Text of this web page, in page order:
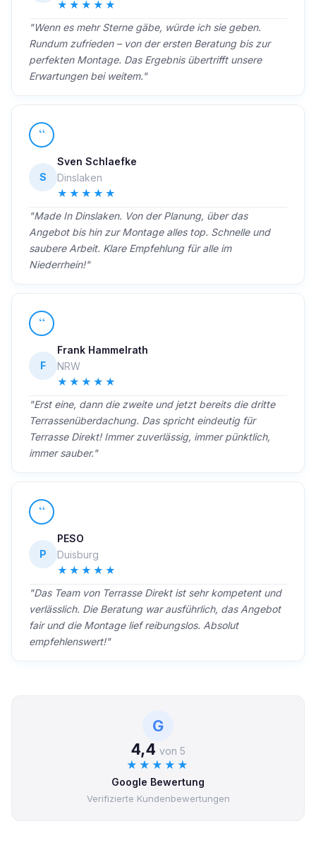
★★★★★
"Wenn es mehr Sterne gäbe, würde ich sie geben.
Rundum zufrieden – von der ersten Beratung bis zur
perfekten Montage. Das Ergebnis übertrifft unsere
Erwartungen bei weitem."
“
S
Sven Schlaefke
Dinslaken
★★★★★
"Made In Dinslaken. Von der Planung, über das
Angebot bis hin zur Montage alles top. Schnelle und
saubere Arbeit. Klare Empfehlung für alle im
Niederrhein!"
“
F
Frank Hammelrath
NRW
★★★★★
"Erst eine, dann die zweite und jetzt bereits die dritte
Terrassenüberdachung. Das spricht eindeutig für
Terrasse Direkt! Immer zuverlässig, immer pünktlich,
immer sauber."
“
P
PESO
Duisburg
★★★★★
"Das Team von Terrasse Direkt ist sehr kompetent und
verlässlich. Die Beratung war ausführlich, das Angebot
fair und die Montage lief reibungslos. Absolut
empfehlenswert!"
G
4,4 von 5
★★★★★
Google Bewertung
Verifizierte Kundenbewertungen